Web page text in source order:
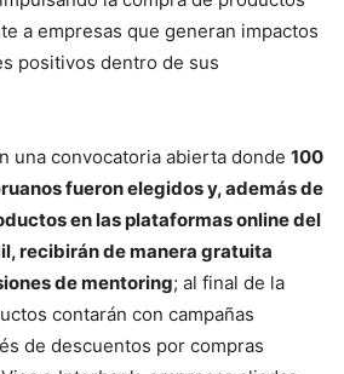
a empresas que generan impactos
positivos dentro de sus
una convocatoria abierta donde 100
fueron elegidos y, además de
en las plataformas online del
recibirán de manera gratuita
de mentoring; al final de la
contarán con campañas
de descuentos por compras